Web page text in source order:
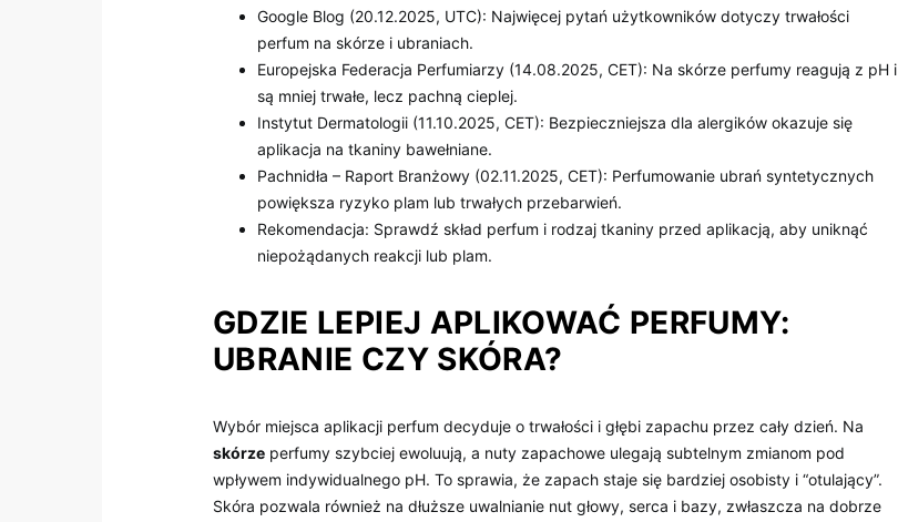
Google Blog (20.12.2025, UTC): Najwięcej pytań użytkowników dotyczy trwałości
perfum na skórze i ubraniach.
Europejska Federacja Perfumiarzy (14.08.2025, CET): Na skórze perfumy reagują z pH i
są mniej trwałe, lecz pachną cieplej.
Instytut Dermatologii (11.10.2025, CET): Bezpieczniejsza dla alergików okazuje się
aplikacja na tkaniny bawełniane.
Pachnidła – Raport Branżowy (02.11.2025, CET): Perfumowanie ubrań syntetycznych
powiększa ryzyko plam lub trwałych przebarwień.
Rekomendacja: Sprawdź skład perfum i rodzaj tkaniny przed aplikacją, aby uniknąć
niepożądanych reakcji lub plam.
GDZIE LEPIEJ APLIKOWAĆ PERFUMY:
UBRANIE CZY SKÓRA?
Wybór miejsca aplikacji perfum decyduje o trwałości i głębi zapachu przez cały dzień. Na
skórze perfumy szybciej ewoluują, a nuty zapachowe ulegają subtelnym zmianom pod
wpływem indywidualnego pH. To sprawia, że zapach staje się bardziej osobisty i “otulający”.
Skóra pozwala również na dłuższe uwalnianie nut głowy, serca i bazy, zwłaszcza na dobrze